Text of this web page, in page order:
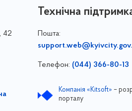
42
Технічна
Пошта:
Телефон: (044) 366-80-13
Компанія «Kitsoft» –
порталу